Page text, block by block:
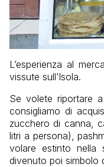
L’esperienza al
vissute sull’Isola.
Se volete riportare
consigliamo di
zucchero di canna,
litri a persona),
volare estinto nella
divenuto poi simbolo